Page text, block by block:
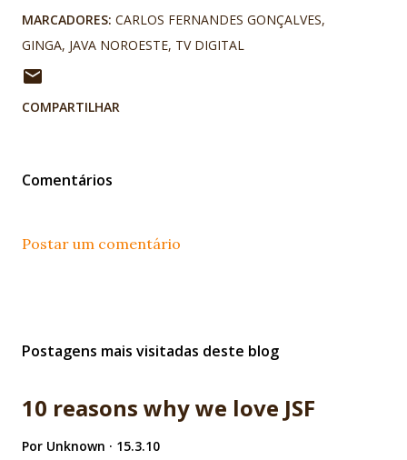
MARCADORES: CARLOS FERNANDES GONÇALVES
GINGA JAVA NOROESTE TV DIGITAL
COMPARTILHAR
Comentários
Postar um comentário
Postagens mais visitadas deste blog
10 reasons why we love JSF
Por Unknown 15.3.10